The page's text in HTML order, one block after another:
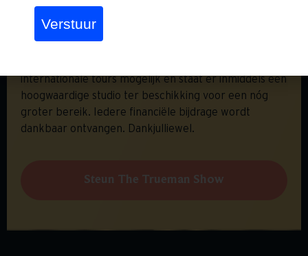
meer dan twee jaar gratis te beluisteren. Dat is mede
internationale tours mogelijk en staat er inmiddels een
hoogwaardige studio ter beschikking voor een nóg
groter bereik. Iedere financiële bijdrage wordt
dankbaar ontvangen. Dankjulliewel.
Steun The Trueman Show
Verstuur